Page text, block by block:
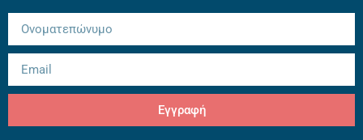
Εγγραφή